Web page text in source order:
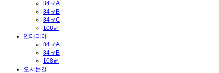
84㎡A
84㎡B
84㎡C
108㎡
인테리어
84㎡A
84㎡B
108㎡
오시는길